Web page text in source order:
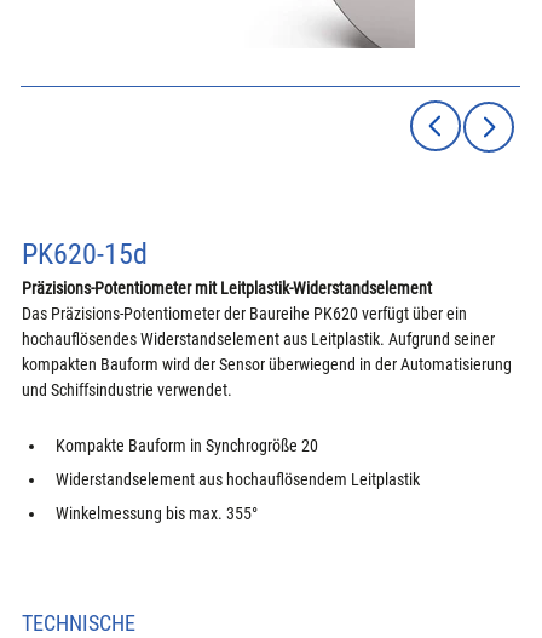
PK620-15d
Präzisions-Potentiometer mit Leitplastik-Widerstandselement
Das Präzisions-Potentiometer der Baureihe PK620 verfügt über ein
hochauflösendes Widerstandselement aus Leitplastik. Aufgrund seiner
kompakten Bauform wird der Sensor überwiegend in der Automatisierung
und Schiffsindustrie verwendet.
Kompakte Bauform in Synchrogröße 20
Widerstandselement aus hochauflösendem Leitplastik
Winkelmessung bis max. 355°
TECHNISCHE